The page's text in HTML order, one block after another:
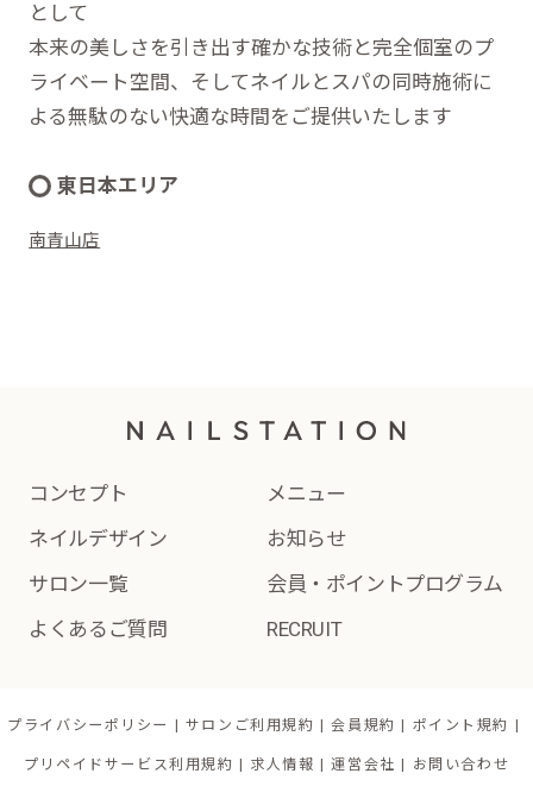
として
本来の美しさを引き出す確かな技術と完全個室のプ
ライベート空間、そしてネイルとスパの同時施術に
よる無駄のない快適な時間をご提供いたします
東日本エリア
南青山店
コンセプト
メニュー
ネイルデザイン
お知らせ
サロン一覧
会員・ポイントプログラム
よくあるご質問
RECRUIT
プライバシーポリシー サロンご利用規約 会員規約 ポイント規約
プリペイドサービス利用規約 求人情報 運営会社 お問い合わせ